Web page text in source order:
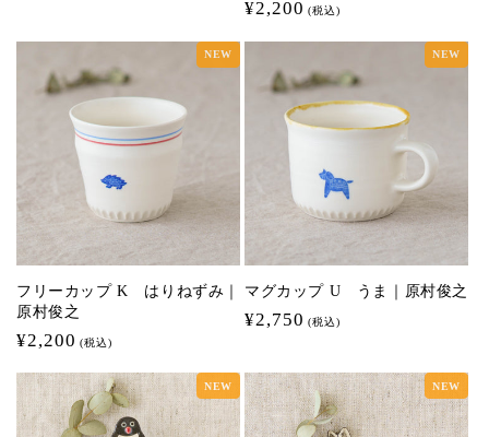
価
通
¥2,200 (税込)
NEW
フリーカップ K はりねずみ｜
原村俊之
通
価
格
¥2,200 (税込)
NEW
マグカップ U うま｜原村俊之
通
価
格
¥2,750 (税込)
NEW NEW